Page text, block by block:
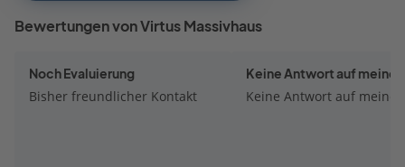
Bewertungen von Virtus Massivhaus
Noch Evaluierung
Bisher freundlicher Kontakt
Keine Antwort auf meine
Keine Antwort auf meine